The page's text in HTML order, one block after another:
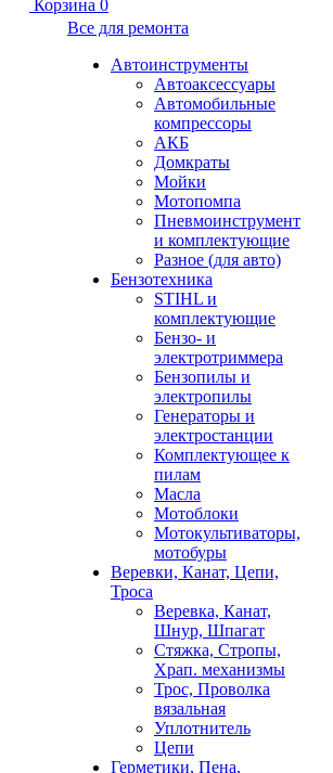
Корзина 0
Все для ремонта
Автоинструменты
Автоаксессуары
Автомобильные
компрессоры
АКБ
Домкраты
Мойки
Мотопомпа
Пневмоинструмент
и комплектующие
Разное (для авто)
Бензотехника
STIHL и
комплектующие
Бензо- и
электротриммера
Бензопилы и
электропилы
Генераторы и
электростанции
Комплектующее к
пилам
Масла
Мотоблоки
Мотокультиваторы,
мотобуры
Веревки, Канат, Цепи,
Троса
Веревка, Канат,
Шнур, Шпагат
Стяжка, Стропы,
Храп. механизмы
Трос, Проволка
вязальная
Уплотнитель
Цепи
Герметики, Пена,